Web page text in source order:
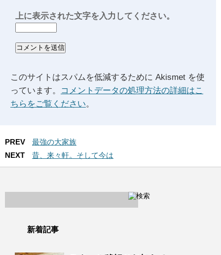
上に表示された文字を入力してください。
このサイトはスパムを低減するために Akismet を使
っています。
コメントデータの処理方法の詳細はこ
ちらをご覧ください。
PREV
最強の大家族
NEXT
昔、来々軒。そして今は
新着記事